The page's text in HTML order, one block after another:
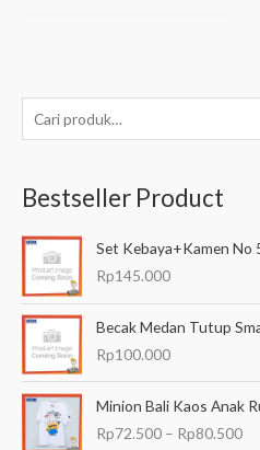
e
c
a
u
n
Bestseller Product
Set Kebaya+Kamen No
Rp145.000
Becak Medan Tutup
Rp100.000
Minion Bali Kaos Anak
Rp72.500 – Rp80.500
e
n